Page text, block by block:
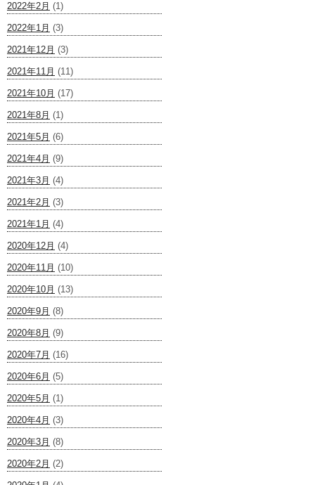
2022年2月 (1)
2022年1月 (3)
2021年12月 (3)
2021年11月 (11)
2021年10月 (17)
2021年8月 (1)
2021年5月 (6)
2021年4月 (9)
2021年3月 (4)
2021年2月 (3)
2021年1月 (4)
2020年12月 (4)
2020年11月 (10)
2020年10月 (13)
2020年9月 (8)
2020年8月 (9)
2020年7月 (16)
2020年6月 (5)
2020年5月 (1)
2020年4月 (3)
2020年3月 (8)
2020年2月 (2)